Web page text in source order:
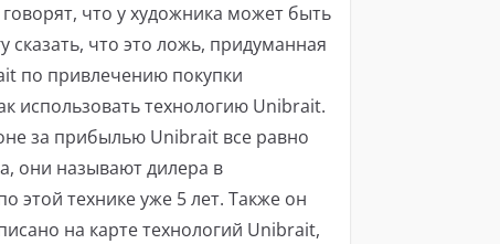
что у художника может быть
что это ложь, придуманная
по привлечению покупки
использовать технологию Unibrait.
за прибылью Unibrait все равно
они называют дилера в
этой технике уже 5 лет. Также он
на карте технологий Unibrait,